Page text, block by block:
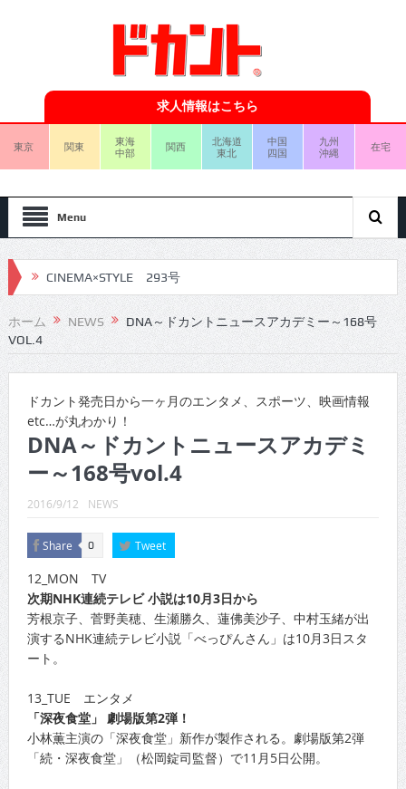
求人情報はこちら
東京 関東
東海
中部
関西
北海道
東北
中国
四国
九州
沖縄
在宅
Menu
CINEMA×STYLE 293号
CINEMA×STYLE 292号
CINEMA×STYLE 291号
CINEMA×STYLE 289号
CINEMA×STYLE 288号
CINEMA×STYLE 287号
CINEMA×STYLE 285号
CINEMA×STYLE 294号
ホーム NEWS
DNA～ドカントニュースアカデミー～168号
VOL.4
ドカント発売日から一ヶ月のエンタメ、スポーツ、映画情報
etc…が丸わかり！
DNA～ドカントニュースアカデミ
ー～168号vol.4
2016/9/12 NEWS
Share 0 Tweet
12_MON TV
次期NHK連続テレビ 小説は10月3日から
芳根京子、菅野美穂、生瀬勝久、蓮佛美沙子、中村玉緒が出
演するNHK連続テレビ小説「べっぴんさん」は10月3日スタ
ート。
13_TUE エンタメ
「深夜食堂」 劇場版第2弾！
小林薫主演の「深夜食堂」新作が製作される。劇場版第2弾
「続・深夜食堂」（松岡錠司監督）で11月5日公開。